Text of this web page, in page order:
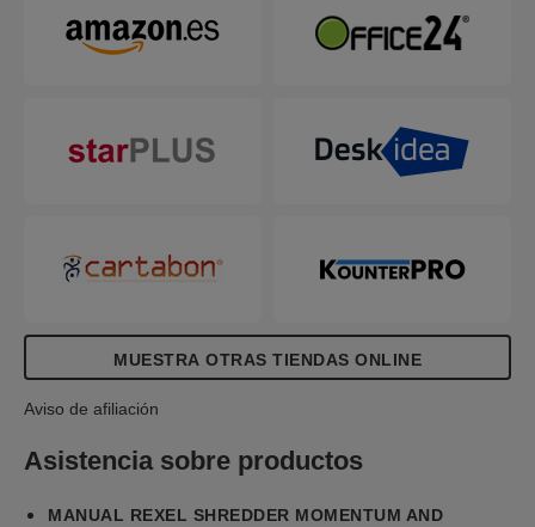
LED rojo en el panel de control. Esta destructora
de papel no funcionará hasta que el número de
moderado o intenso gracias a su gran capacidad
de hojas, su gran papelera de 45 litros y su tiempo
destructora de Rexel también destruye de forma
segura CD, DVD y tarjetas de crédito a través de
MUESTRA OTRAS TIENDAS ONLINE
Aviso de afiliación
Asistencia sobre productos
MANUAL REXEL SHREDDER MOMENTUM AND